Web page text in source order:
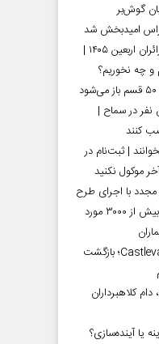
گوش‌بر
امیدبخش شد
توصیه‌های تغذیه‌ای برای زائران اربعین ۱۴۰۵ |
و چه نخوریم؟
در سماح |
کنند
ارز اربعین ۱۴۰۵ بخوانند | ثبت‌نام در
موکول نکنید
مجدد با اجرای طرح
«پرستار پیگیر» | شناسایی بیش از ۳۰۰۰ مورد
Castlevania: Belmont’s Curse؛ بازگشت
کلاهبرداران
یا آینده‌سازی؟